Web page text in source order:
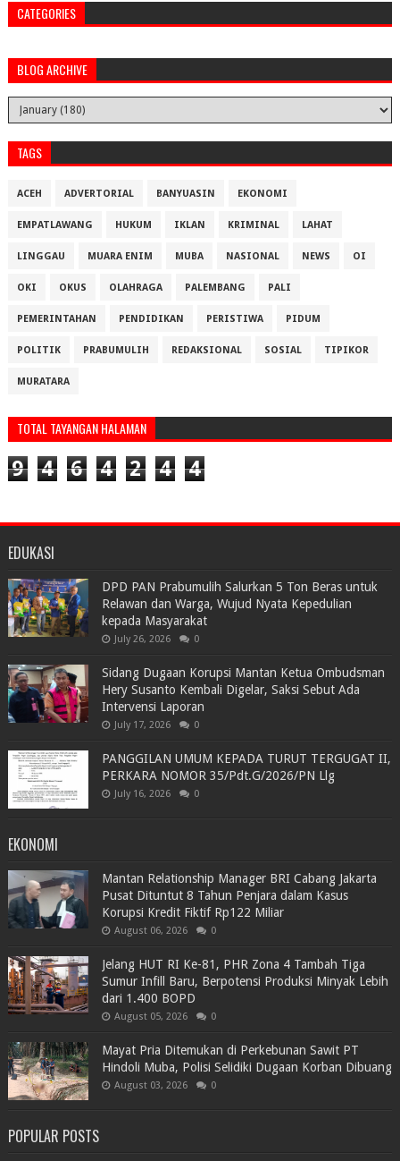
CATEGORIES
BLOG ARCHIVE
TAGS
ACEH ADVERTORIAL BANYUASIN EKONOMI
EMPATLAWANG HUKUM IKLAN KRIMINAL LAHAT
LINGGAU MUARA ENIM MUBA NASIONAL NEWS OI
OKI OKUS OLAHRAGA PALEMBANG PALI
PEMERINTAHAN PENDIDIKAN PERISTIWA PIDUM
POLITIK PRABUMULIH REDAKSIONAL SOSIAL TIPIKOR
MURATARA
TOTAL TAYANGAN HALAMAN
9 4 6 4 2 4 4
EDUKASI
DPD PAN Prabumulih Salurkan 5 Ton Beras untuk
Relawan dan Warga, Wujud Nyata Kepedulian
kepada Masyarakat
July 26, 2026 0
Sidang Dugaan Korupsi Mantan Ketua Ombudsman
Hery Susanto Kembali Digelar, Saksi Sebut Ada
Intervensi Laporan
July 17, 2026 0
PANGGILAN UMUM KEPADA TURUT TERGUGAT II,
PERKARA NOMOR 35/Pdt.G/2026/PN Llg
July 16, 2026 0
EKONOMI
Mantan Relationship Manager BRI Cabang Jakarta
Pusat Dituntut 8 Tahun Penjara dalam Kasus
Korupsi Kredit Fiktif Rp122 Miliar
August 06, 2026 0
Jelang HUT RI Ke-81, PHR Zona 4 Tambah Tiga
Sumur Infill Baru, Berpotensi Produksi Minyak Lebih
dari 1.400 BOPD
August 05, 2026 0
Mayat Pria Ditemukan di Perkebunan Sawit PT
Hindoli Muba, Polisi Selidiki Dugaan Korban Dibuang
August 03, 2026 0
POPULAR POSTS